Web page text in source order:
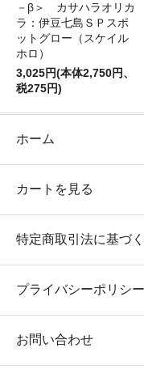
－β＞ カサハラオリカ
ラ：伊豆七島ＳＰスポ
ットグロー（スケイル
ホロ）
3,025円(本体2,750円、
税275円)
ホーム
カートを見る
特定商取引法に基づ
プライバシーポリシー
お問い合わせ